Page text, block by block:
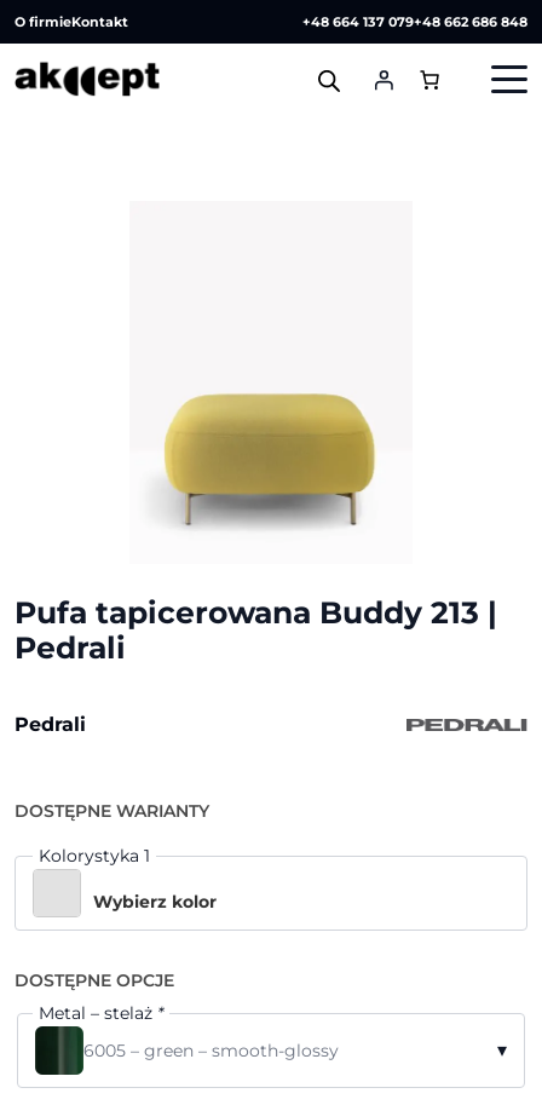
O firmieKontakt +48 664 137 079+48 662 686 848
Pufa tapicerowana Buddy 213 |
Pedrali
Pedrali
DOSTĘPNE WARIANTY
Kolorystyka 1
Wybierz kolor
DOSTĘPNE OPCJE
Metal – stelaż *
6005 – green – smooth-glossy
▾